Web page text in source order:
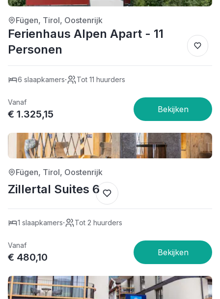
Fügen, Tirol, Oostenrijk
Ferienhaus Alpen Apart - 11
Personen
6 slaapkamers· Tot 11 huurders
Vanaf
€ 1.325,15
4/5
Fügen, Tirol, Oostenrijk
Zillertal Suites 6
1 slaapkamers· Tot 2 huurders
Vanaf
€ 480,10
4/5